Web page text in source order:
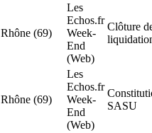
Rhône (69)
Les
Echos.fr
Week-
End
(Web)
Clôture
Rhône (69)
Les
Echos.fr
Week-
End
(Web)
SASU